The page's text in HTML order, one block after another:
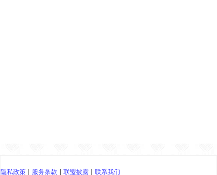
隐私政策 | 服务条款 | 联盟披露 | 联系我们